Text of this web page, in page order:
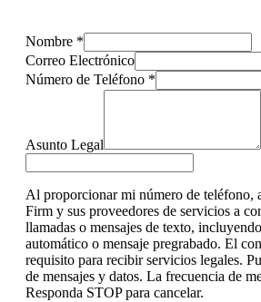
Nombre *
Correo Electrónico
Número de Teléfono *
Asunto Legal
Al proporcionar mi número de teléfono,
Firm y sus proveedores de servicios a
llamadas o mensajes de texto,
automático o mensaje pregrabado. El
requisito para recibir servicios legales.
de mensajes y datos. La frecuencia de
Responda STOP para cancelar.